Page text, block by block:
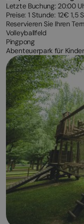
Letzte Buchung: 20:00
Preise: 1 Stunde: 12€ 1,5
Reservieren Sie Ihren
Volleyballfeld
Pingpong
Abenteuerpark für Kinder